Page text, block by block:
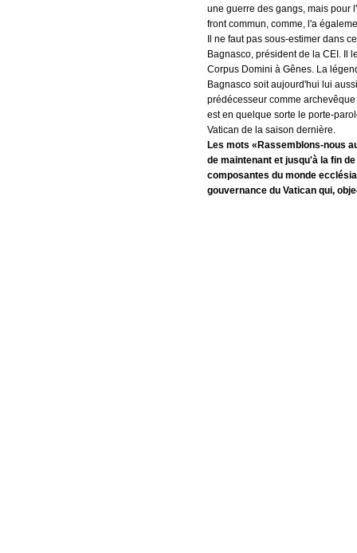
une guerre des gangs, mais pour
front commun, comme, l'a
Il ne faut pas sous-estimer dans
Bagnasco, président de la CEI. Il
Corpus Domini à Gênes. La
Bagnasco soit aujourd'hui lui
prédécesseur comme
est en quelque sorte le porte-
Vatican de la saison dernière.
Les mots «Rassemblons-nous
de maintenant et jusqu'à la fin
composantes du monde
gouvernance du Vatican qui,